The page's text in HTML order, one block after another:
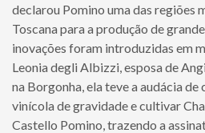
declarou Pomino uma das regiões
Toscana para a produção de
inovações foram introduzidas em
Leonia degli Albizzi, esposa de
na Borgonha, ela teve a audácia
vinícola de gravidade e cultivar
Castello Pomino, trazendo a